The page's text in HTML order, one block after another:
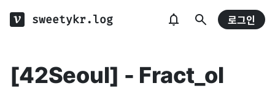
sweetykr.log 로그인
[42Seoul] - Fract_ol